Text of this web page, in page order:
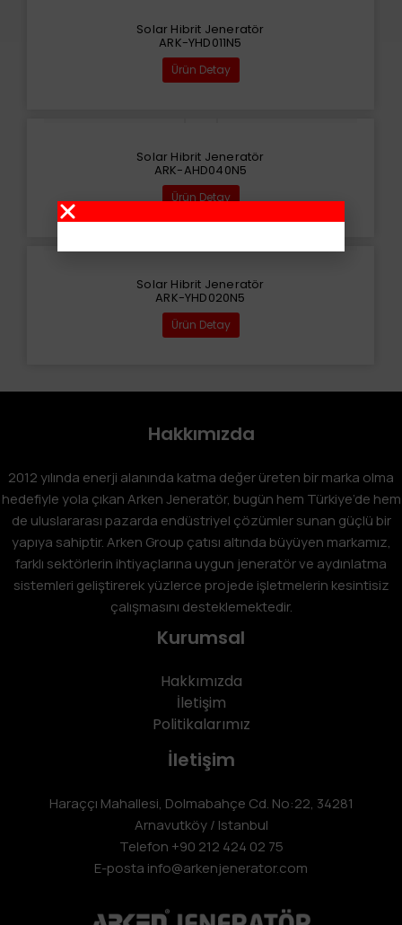
Solar Hibrit Jeneratör
ARK-YHD011N5
Ürün Detay
Solar Hibrit Jeneratör
ARK-AHD040N5
Ürün Detay
Solar Hibrit Jeneratör
ARK-YHD020N5
Ürün Detay
Hakkımızda
2012 yılında enerji alanında katma değer üreten bir marka olma
hedefiyle yola çıkan Arken Jeneratör, bugün hem Türkiye’de hem
de uluslararası pazarda endüstriyel çözümler sunan güçlü bir
yapıya sahiptir. Arken Group çatısı altında büyüyen markamız,
farklı sektörlerin ihtiyaçlarına uygun jeneratör ve aydınlatma
sistemleri geliştirerek yüzlerce projede işletmelerin kesintisiz
çalışmasını desteklemektedir.
Kurumsal
Hakkımızda
İletişim
Politikalarımız
İletişim
Haraççı Mahallesi, Dolmabahçe Cd. No:22, 34281
Arnavutköy / Istanbul
Telefon +90 212 424 02 75
E-posta info@arkenjenerator.com